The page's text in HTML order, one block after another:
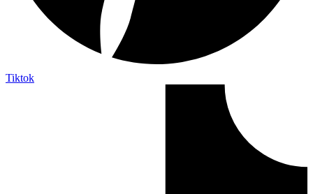
Tiktok